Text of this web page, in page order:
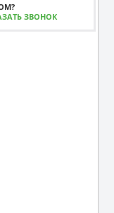
ЗВОНОК